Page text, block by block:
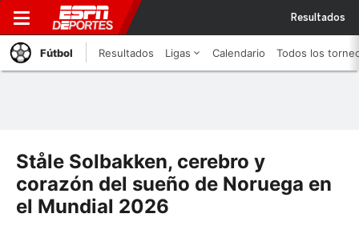
Resultados
Fútbol Resultados Ligas Calendario Todos los
Ståle Solbakken, cerebro y
corazón del sueño de Noruega en
el Mundial 2026